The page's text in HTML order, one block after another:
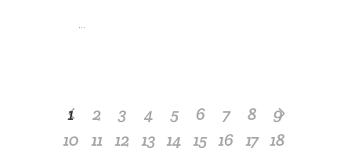
1 2 3 4 5 6 7 8
9
10 11 12 13 14 15 16 17 18